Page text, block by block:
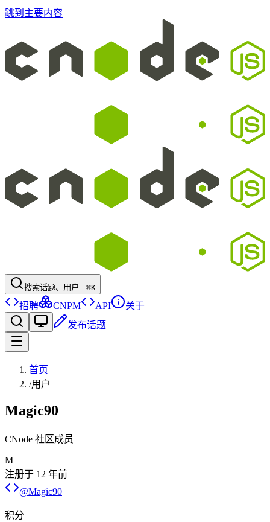
跳到主要内容
搜索话题、用户...⌘K
招聘 CNPM API
关于
发布话题
首页
/用户
Magic90
CNode 社区成员
M
注册于 12 年前
@Magic90
积分